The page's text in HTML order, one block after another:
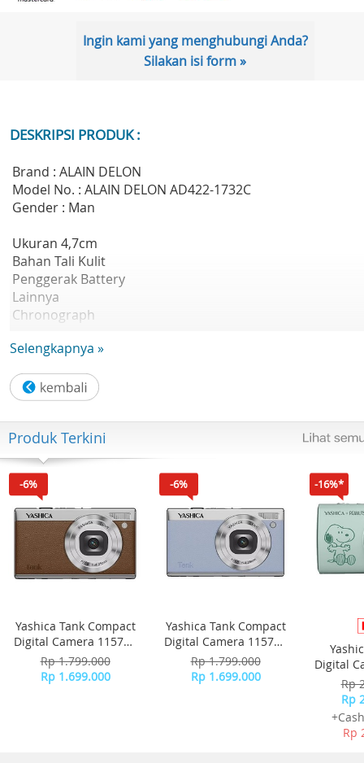
Ingin kami yang menghubungi Anda?
Silakan isi form »
DESKRIPSI PRODUK :
Brand : ALAIN DELON
Model No. : ALAIN DELON AD422-1732C
Gender : Man
Ukuran 4,7cm
Bahan Tali Kulit
Penggerak Battery
Lainnya
Chronograph
- Genuine Leather Strap
Kelengkapan : Buku Garansi + Box ASLI Alain Delon
Selengkapnya »
Produk Terkini
-6%
Yashica Tank Compact
Digital Camera 115755
- Brown
Rp 1.799.000
Rp 1.699.000
-6%
Yashica Tank Compact
Digital Camera 115756
- Sky Blue
Rp 1.799.000
Rp 1.699.000
-16%*
Digital
Rp
Rp
Rp